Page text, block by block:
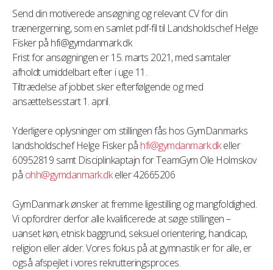
Send din motiverede ansøgning og relevant CV for din
trænergerning, som en samlet pdf-fil til Landsholdschef Helge
Fisker på hfi@gymdanmark.dk
Frist for ansøgningen er 15. marts 2021, med samtaler
afholdt umiddelbart efter i uge 11.
Tiltrædelse af jobbet sker efterfølgende og med
ansættelsesstart 1. april.
Yderligere oplysninger om stillingen fås hos GymDanmarks
landsholdschef Helge Fisker på hfi@gymdanmark.dkeller
60952819 samt Disciplinkaptajn for TeamGym Ole Holmskov
på ohh@gymdanmark.dkeller 42665206
GymDanmark ønsker at fremme ligestilling og mangfoldighed.
Vi opfordrer derfor alle kvalificerede at søge stillingen –
uanset køn, etnisk baggrund, seksuel orientering, handicap,
religion eller alder. Vores fokus på at gymnastik er for alle, er
også afspejlet i vores rekrutteringsproces.